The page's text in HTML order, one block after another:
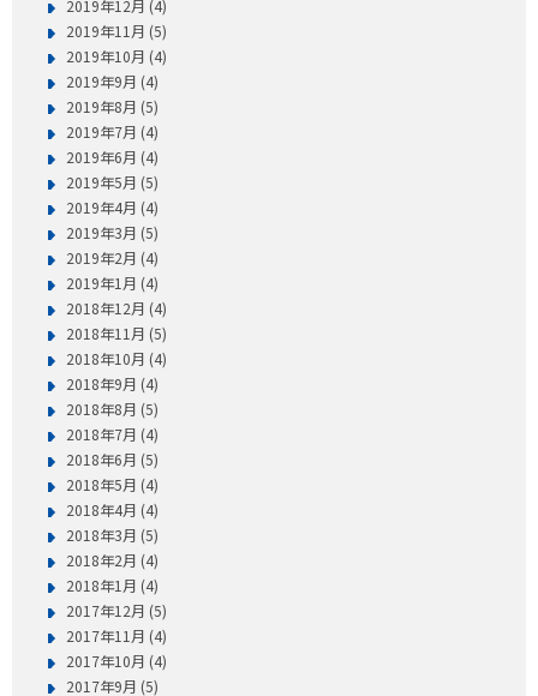
2019年12月 (4)
2019年11月 (5)
2019年10月 (4)
2019年9月 (4)
2019年8月 (5)
2019年7月 (4)
2019年6月 (4)
2019年5月 (5)
2019年4月 (4)
2019年3月 (5)
2019年2月 (4)
2019年1月 (4)
2018年12月 (4)
2018年11月 (5)
2018年10月 (4)
2018年9月 (4)
2018年8月 (5)
2018年7月 (4)
2018年6月 (5)
2018年5月 (4)
2018年4月 (4)
2018年3月 (5)
2018年2月 (4)
2018年1月 (4)
2017年12月 (5)
2017年11月 (4)
2017年10月 (4)
2017年9月 (5)